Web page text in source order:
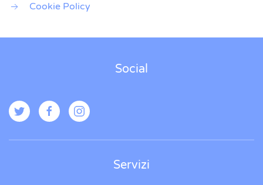
Cookie Policy
Social
Servizi